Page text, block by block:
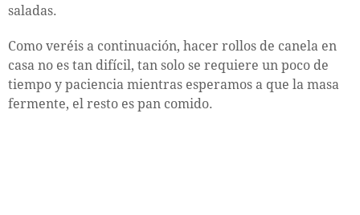
saladas.
Como veréis a continuación, hacer rollos de canela en
casa no es tan difícil, tan solo se requiere un poco de
tiempo y paciencia mientras esperamos a que la masa
fermente, el resto es pan comido.